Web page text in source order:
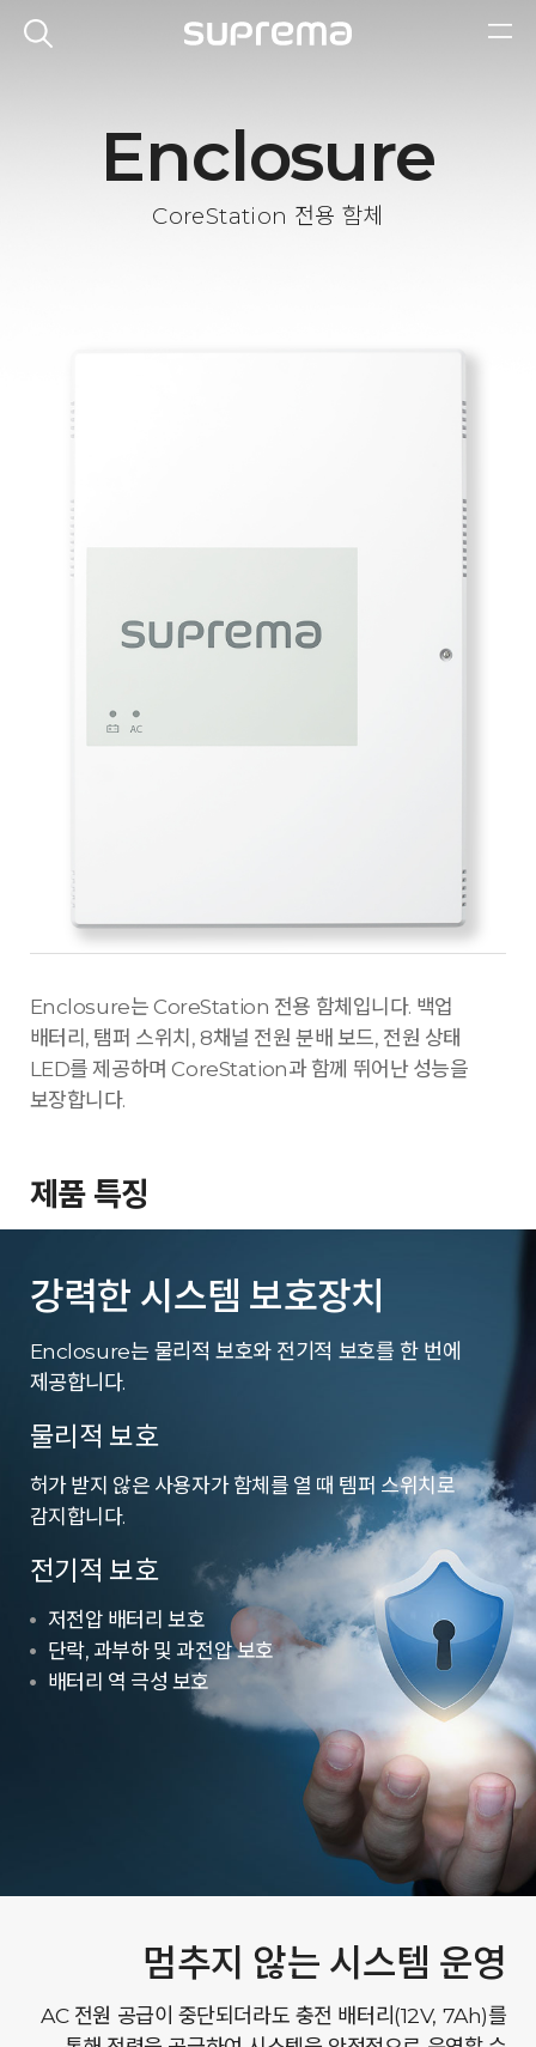
Enclosure
CoreStation 전용 함체
Enclosure는 CoreStation 전용 함체입니다. 백업
배터리, 탬퍼 스위치, 8채널 전원 분배 보드, 전원 상태
LED를 제공하며 CoreStation과 함께 뛰어난 성능을
보장합니다.
제품 특징
강력한 시스템 보호장치
Enclosure는 물리적 보호와 전기적 보호를 한 번에
제공합니다.
물리적 보호
허가 받지 않은 사용자가 함체를 열 때 템퍼 스위치로
감지합니다.
전기적 보호
저전압 배터리 보호
단락, 과부하 및 과전압 보호
배터리 역 극성 보호
멈추지 않는 시스템 운영
AC 전원 공급이 중단되더라도 충전 배터리(12V, 7Ah)를